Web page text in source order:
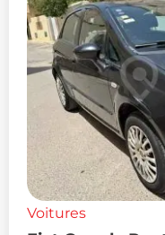
Voitures